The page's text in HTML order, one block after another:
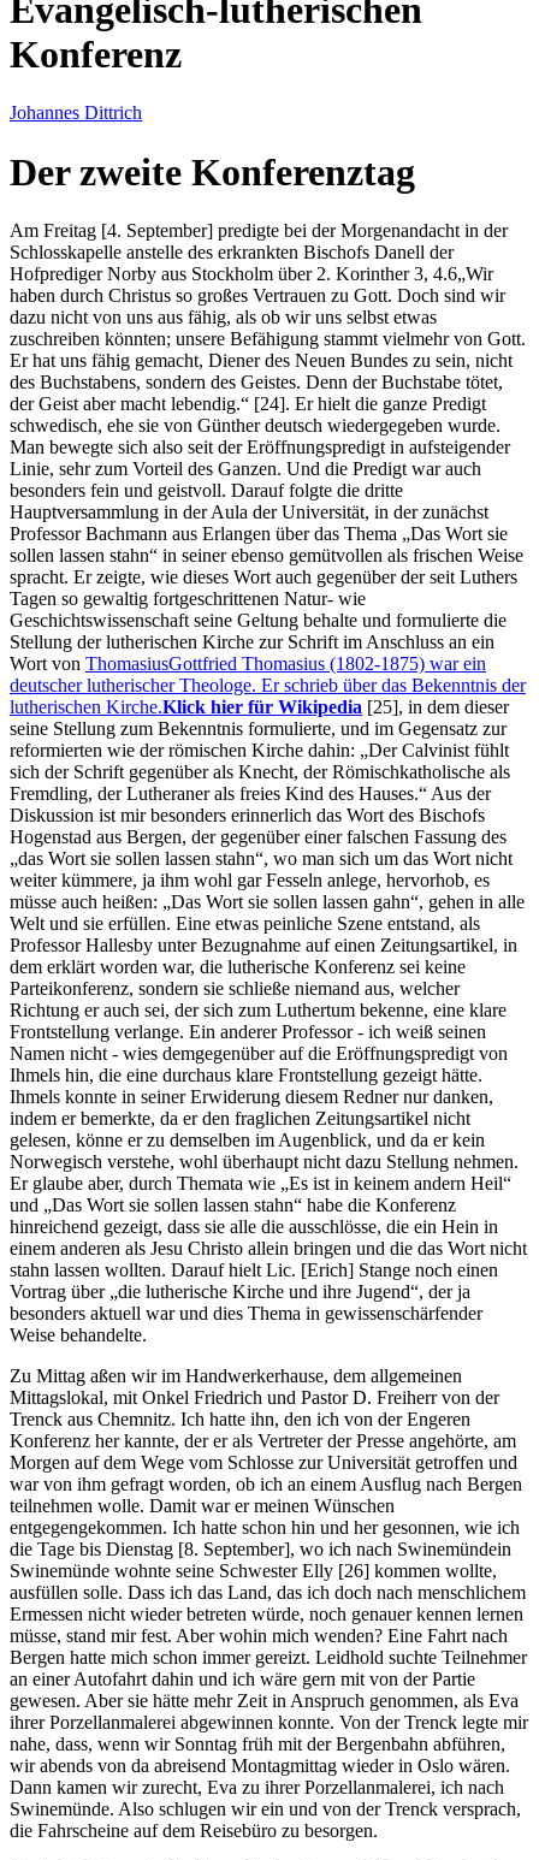
Evangelisch-lutherischen
Konferenz
Johannes Dittrich
Der zweite Konferenztag
Am Freitag [4. September] predigte bei der Morgenandacht in der
Schlosskapelle anstelle des erkrankten Bischofs Danell der
Hofprediger Norby aus Stockholm über 2. Korinther 3, 4.6 Wir
haben durch Christus so großes Vertrauen zu Gott. Doch sind wir
dazu nicht von uns aus fähig, als ob wir uns selbst etwas
zuschreiben könnten; unsere Befähigung stammt vielmehr von Gott.
Er hat uns fähig gemacht, Diener des Neuen Bundes zu sein, nicht
des Buchstabens, sondern des Geistes. Denn der Buchstabe tötet,
der Geist aber macht lebendig.
[24]. Er hielt die ganze Predigt
schwedisch, ehe sie von Günther deutsch wiedergegeben wurde.
Man bewegte sich also seit der Eröffnungspredigt in aufsteigender
Linie, sehr zum Vorteil des Ganzen. Und die Predigt war auch
besonders fein und geistvoll. Darauf folgte die dritte
Hauptversammlung in der Aula der Universität, in der zunächst
Professor Bachmann aus Erlangen über das Thema
Das Wort sie
sollen lassen stahn
in seiner ebenso gemütvollen als frischen Weise
spracht. Er zeigte, wie dieses Wort auch gegenüber der seit Luthers
Tagen so gewaltig fortgeschrittenen Natur- wie
Geschichtswissenschaft seine Geltung behalte und formulierte die
Stellung der lutherischen Kirche zur Schrift im Anschluss an ein
Wort von ThomasiusGottfried Thomasius (1802-1875) war ein
deutscher lutherischer Theologe. Er schrieb über das Bekenntnis der
lutherischen Kirche.Klick hier für Wikipedia [25], in dem dieser
seine Stellung zum Bekenntnis formulierte, und im Gegensatz zur
reformierten wie der römischen Kirche dahin:
Der Calvinist fühlt
sich der Schrift gegenüber als Knecht, der Römischkatholische als
Fremdling, der Lutheraner als freies Kind des Hauses.
Aus der
Diskussion ist mir besonders erinnerlich das Wort des Bischofs
Hogenstad aus Bergen, der gegenüber einer falschen Fassung des
das Wort sie sollen lassen stahn , wo man sich um das Wort nicht
weiter kümmere, ja ihm wohl gar Fesseln anlege, hervorhob, es
müsse auch heißen:
Das Wort sie sollen lassen gahn , gehen in alle
Welt und sie erfüllen. Eine etwas peinliche Szene entstand, als
Professor Hallesby unter Bezugnahme auf einen Zeitungsartikel, in
dem erklärt worden war, die lutherische Konferenz sei keine
Parteikonferenz, sondern sie schließe niemand aus, welcher
Richtung er auch sei, der sich zum Luthertum bekenne, eine klare
Frontstellung verlange. Ein anderer Professor - ich weiß seinen
Namen nicht - wies demgegenüber auf die Eröffnungspredigt von
Ihmels hin, die eine durchaus klare Frontstellung gezeigt hätte.
Ihmels konnte in seiner Erwiderung diesem Redner nur danken,
indem er bemerkte, da er den fraglichen Zeitungsartikel nicht
gelesen, könne er zu demselben im Augenblick, und da er kein
Norwegisch verstehe, wohl überhaupt nicht dazu Stellung nehmen.
Er glaube aber, durch Themata wie
Es ist in keinem andern Heil
und
Das Wort sie sollen lassen stahn
habe die Konferenz
hinreichend gezeigt, dass sie alle die ausschlösse, die ein Hein in
einem anderen als Jesu Christo allein bringen und die das Wort nicht
stahn lassen wollten. Darauf hielt Lic. [Erich] Stange noch einen
Vortrag über die lutherische Kirche und ihre Jugend , der ja
besonders aktuell war und dies Thema in gewissenschärfender
Weise behandelte.
Zu Mittag aßen wir im Handwerkerhause, dem allgemeinen
Mittagslokal, mit Onkel Friedrich und Pastor D. Freiherr von der
Trenck aus Chemnitz. Ich hatte ihn, den ich von der Engeren
Konferenz her kannte, der er als Vertreter der Presse angehörte, am
Morgen auf dem Wege vom Schlosse zur Universität getroffen und
war von ihm gefragt worden, ob ich an einem Ausflug nach Bergen
teilnehmen wolle. Damit war er meinen Wünschen
entgegengekommen. Ich hatte schon hin und her gesonnen, wie ich
die Tage bis Dienstag [8. September], wo ich nach Swinemündein
Swinemünde wohnte seine Schwester Elly [26] kommen wollte,
ausfüllen solle. Dass ich das Land, das ich doch nach menschlichem
Ermessen nicht wieder betreten würde, noch genauer kennen lernen
müsse, stand mir fest. Aber wohin mich wenden? Eine Fahrt nach
Bergen hatte mich schon immer gereizt. Leidhold suchte Teilnehmer
an einer Autofahrt dahin und ich wäre gern mit von der Partie
gewesen. Aber sie hätte mehr Zeit in Anspruch genommen, als Eva
ihrer Porzellanmalerei abgewinnen konnte. Von der Trenck legte mir
nahe, dass, wenn wir Sonntag früh mit der Bergenbahn abführen,
wir abends von da abreisend Montagmittag wieder in Oslo wären.
Dann kamen wir zurecht, Eva zu ihrer Porzellanmalerei, ich nach
Swinemünde. Also schlugen wir ein und von der Trenck versprach,
die Fahrscheine auf dem Reisebüro zu besorgen.